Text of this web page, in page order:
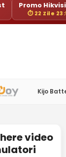
Promo
⏱ 22 Zile
Kijo
video